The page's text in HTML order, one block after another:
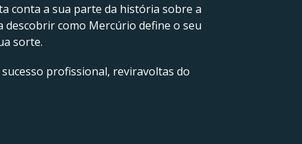
conta a sua parte da história sobre a
descobrir como Mercúrio define o seu
sorte.
profissional, reviravoltas do